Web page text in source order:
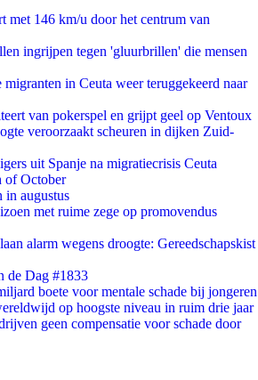
met 146 km/u door het centrum van
ingrijpen tegen 'gluurbrillen' die mensen
migranten in Ceuta weer teruggekeerd naar
van pokerspel en grijpt geel op Ventoux
veroorzaakt scheuren in dijken Zuid-
uit Spanje na migratiecrisis Ceuta
of October
in augustus
met ruime zege op promovendus
alarm wegens droogte: Gereedschapskist
de Dag #1833
boete voor mentale schade bij jongeren
op hoogste niveau in ruim drie jaar
geen compensatie voor schade door